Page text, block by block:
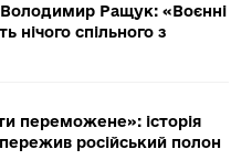
Ращук: «Воєнні
нічого спільного з
переможене»: історія
російський полон